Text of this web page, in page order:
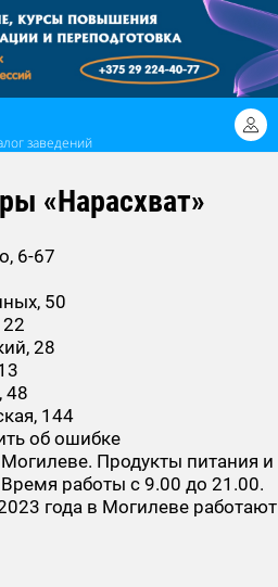
заведений
«Нарасхват»
6-67
50
22
28
48
144
об ошибке
Продукты питания и
работы с 9.00 до 21.00.
года в Могилеве работают